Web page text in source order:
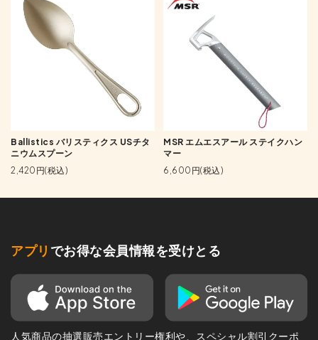
Ballistics バリスティクス USチタ
ニウムスプーン
2,420円(税込)
MSR エムエスアール ステイクハン
マー
6,600円(税込)
アプリ でお得な会員情報を受けとる
人気商品の抽選販売エントリー権利や、スペシャル割引クーポ